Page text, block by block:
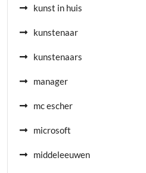
kunst in huis
kunstenaar
kunstenaars
manager
mc escher
microsoft
middeleeuwen